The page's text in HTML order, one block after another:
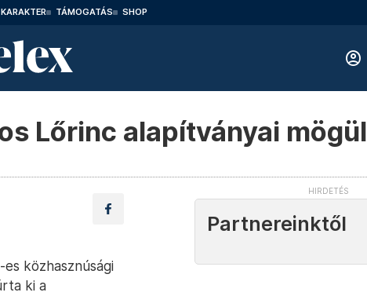
KARAKTER TÁMOGATÁS SHOP
Lőrinc alapítványai mögül
közhasznúsági
ki a
Partnereinktől